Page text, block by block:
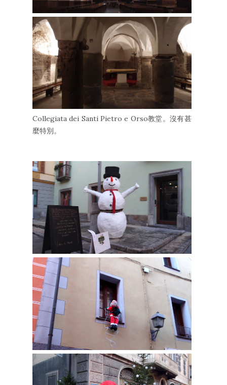
Collegiata dei Santi Pietro e Orso教堂。沒有甚
麼特別。